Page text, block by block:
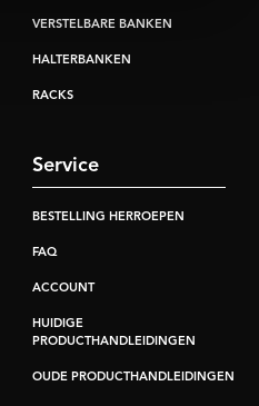
VERSTELBARE BANKEN
HALTERBANKEN
RACKS
Service
BESTELLING HERROEPEN
FAQ
ACCOUNT
HUIDIGE
PRODUCTHANDLEIDINGEN
OUDE PRODUCTHANDLEIDINGEN